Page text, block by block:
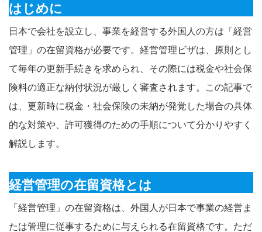
はじめに
日本で会社を設立し、事業を経営する外国人の方は「経営
管理」の在留資格が必要です。経営管理ビザは、原則とし
て毎年の更新手続きを求められ、その際には税金や社会保
険料の適正な納付状況が厳しく審査されます。この記事で
は、更新時に税金・社会保険の未納が発覚した場合の具体
的な対策や、許可獲得のための手順について分かりやすく
解説します。
経営管理の在留資格とは
「経営管理」の在留資格は、外国人が日本で事業の経営ま
たは管理に従事するために与えられる在留資格です。ただ